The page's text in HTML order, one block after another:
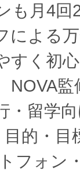
も月4回
による
すく初
NOVA
・留学
的・目
フォン